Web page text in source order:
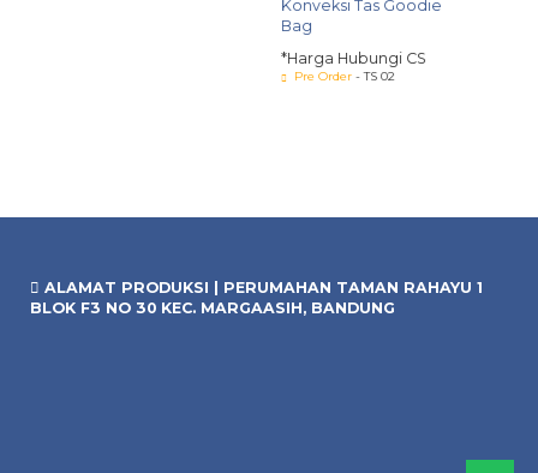
ALAMAT PRODUKSI | PERUMAHAN TAMAN RAHAYU 1
BLOK F3 NO 30 KEC. MARGAASIH, BANDUNG